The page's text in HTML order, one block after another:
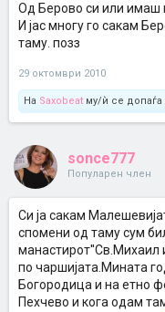
Од Берово си или имаш
И јас многу го сакам
таму. позз
29 октомври 2010
На Saxobeat му/ѝ се допаѓа
sonce777
Популарен член
Си ја сакам
спомени од таму сум
манастирот''Св.Михаил
по чаршијата.Мината
Богородица и на етно
Пехчево и кога одам